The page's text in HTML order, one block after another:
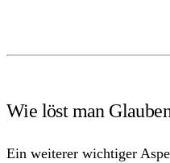
Wie löst man
Ein weiterer wichtiger